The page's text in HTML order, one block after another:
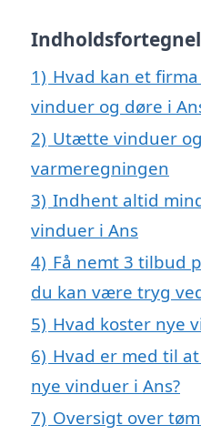
1) Hvad kan et
vinduer og døre i
2) Utætte vinduer
varmeregningen
3) Indhent altid
vinduer i Ans
4) Få nemt 3 tilbud
du kan være tryg
5) Hvad koster nye
6) Hvad er med til
nye vinduer i Ans?
7) Oversigt over